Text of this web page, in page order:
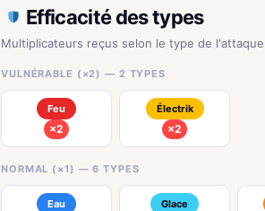
Efficacité des types
Multiplicateurs reçus selon le type de
VULNÉRABLE (×2) — 2 TYPES
Feu
×2
Électrik
×2
NORMAL (×1) — 6 TYPES
Eau Glace